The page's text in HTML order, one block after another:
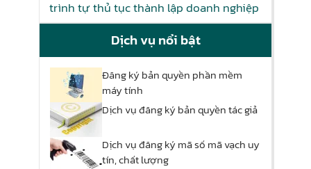
trình tự thủ tục thành lập doanh nghiệp
Dịch vụ nổi bật
Đăng ký bản quyền phần mềm
máy tính
Dịch vụ đăng ký bản quyền tác giả
Dịch vụ đăng ký mã số mã vạch uy
tín, chất lượng